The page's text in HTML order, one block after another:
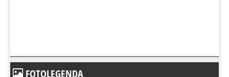
FOTOLEGENDA